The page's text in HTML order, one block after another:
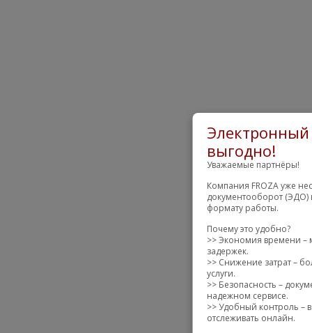
Электронный
выгодно!
Уважаемые партнёры!
Компания FROZA уже
документооборот (ЭДО)
формату работы.
Почему это удобно?
>> Экономия времени –
задержек.
>> Снижение затрат –
услуги.
>> Безопасность –
надежном сервисе.
>> Удобный контроль –
отслеживать онлайн.